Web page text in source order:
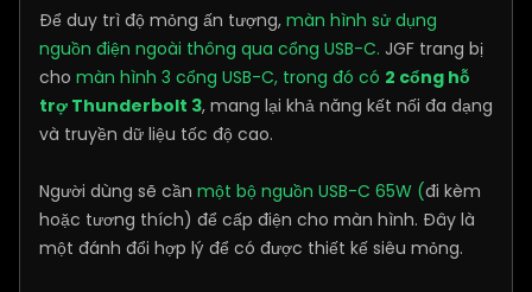
Để duy trì độ mỏng ấn tượng, màn hình sử dụng
nguồn điện ngoài thông qua cổng USB-C. JGF trang bị
cho màn hình 3 cổng USB-C, trong đó có 2 cổng hỗ
trợ Thunderbolt 3, mang lại khả năng kết nối đa dạng
và truyền dữ liệu tốc độ cao.
Người dùng sẽ cần một bộ nguồn USB-C 65W (đi kèm
hoặc tương thích) để cấp điện cho màn hình. Đây là
một đánh đổi hợp lý để có được thiết kế siêu mỏng.